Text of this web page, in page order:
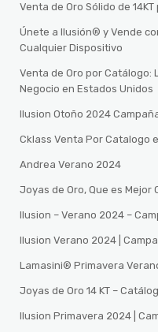
Venta de Oro Sólido de
Únete a Ilusión® y Vende
Cualquier Dispositivo
Venta de Oro por Catálogo:
Negocio en Estados Unidos
Ilusion Otoño 2024
Cklass Venta Por Catalogo
Andrea Verano 2024
Joyas de Oro, Que es Mejor
Ilusion – Verano 2024 –
Ilusion Verano 2024 |
Lamasini®️ Primavera
Joyas de Oro 14 KT –
Ilusion Primavera 2024 |